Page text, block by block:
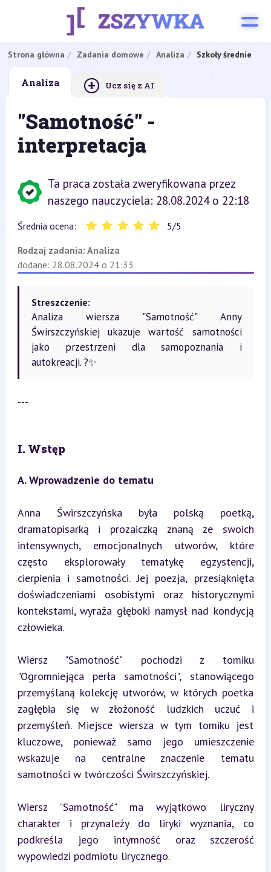
Strona główna Zadania domowe Analiza Szkoły średnie
Analiza + Ucz się z AI
"Samotność" -
interpretacja
Ta praca została zweryfikowana przez
naszego nauczyciela: 28.08.2024 o 22:18
Średnia ocena: 5/5
Rodzaj zadania: Analiza
dodane: 28.08.2024 o 21:33
Streszczenie:
Analiza wiersza "Samotność" Anny
Świrszczyńskiej ukazuje wartość samotności
jako przestrzeni dla samopoznania i
autokreacji. ?✨
---
I. Wstęp
A. Wprowadzenie do tematu
Anna Świrszczyńska była polską poetką,
dramatopisarką i prozaiczką znaną ze swoich
intensywnych, emocjonalnych utworów, które
często eksplorowały tematykę egzystencji,
cierpienia i samotności. Jej poezja, przesiąknięta
doświadczeniami osobistymi oraz historycznymi
kontekstami, wyraża głęboki namysł nad kondycją
człowieka.
Wiersz "Samotność" pochodzi z tomiku
"Ogromniejąca perła samotności", stanowiącego
przemyślaną kolekcję utworów, w których poetka
zagłębia się w złożoność ludzkich uczuć i
przemyśleń. Miejsce wiersza w tym tomiku jest
kluczowe, ponieważ samo jego umieszczenie
wskazuje na centralne znaczenie tematu
samotności w twórczości Świrszczyńskiej.
Wiersz "Samotność" ma wyjątkowo liryczny
charakter i przynależy do liryki wyznania, co
podkreśla jego intymność oraz szczerość
wypowiedzi podmiotu lirycznego.